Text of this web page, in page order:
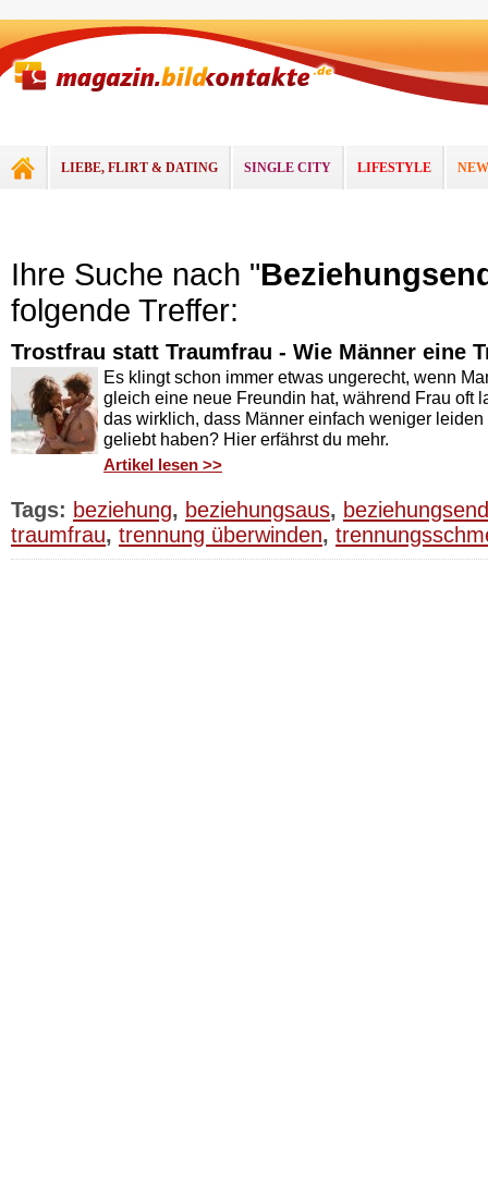
LIEBE, FLIRT & DATING SINGLE CITY LIFESTYLE
Ihre Suche nach "
folgende Treffer:
Trostfrau statt Traumfrau - Wie Männer eine
Es klingt schon immer etwas ungerecht, wenn
gleich eine neue Freundin hat, während Frau oft
das wirklich, dass Männer einfach weniger
geliebt haben? Hier erfährst du mehr.
Artikel lesen >>
Tags: beziehung, beziehungsaus,
traumfrau, trennung überwinden,